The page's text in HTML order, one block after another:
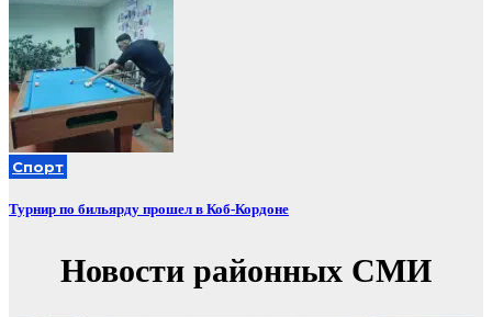
Спорт
Турнир по бильярду прошел в Коб-Кордоне